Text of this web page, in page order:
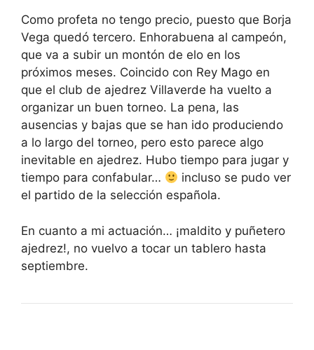
Como profeta no tengo precio, puesto que Borja
Vega quedó tercero. Enhorabuena al campeón,
que va a subir un montón de elo en los
próximos meses. Coincido con Rey Mago en
que el club de ajedrez Villaverde ha vuelto a
organizar un buen torneo. La pena, las
ausencias y bajas que se han ido produciendo
a lo largo del torneo, pero esto parece algo
inevitable en ajedrez. Hubo tiempo para jugar y
tiempo para confabular…
incluso se pudo ver
el partido de la selección española.
En cuanto a mi actuación… ¡maldito y puñetero
ajedrez!, no vuelvo a tocar un tablero hasta
septiembre.